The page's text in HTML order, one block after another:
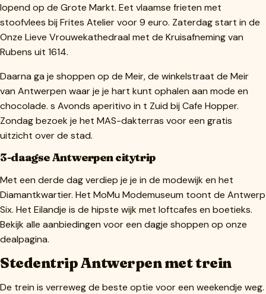
lopend op de Grote Markt. Eet vlaamse frieten met
stoofvlees bij Frites Atelier voor 9 euro. Zaterdag start in de
Onze Lieve Vrouwekathedraal met de Kruisafneming van
Rubens uit 1614.
Daarna ga je shoppen op de Meir, de winkelstraat de Meir
van Antwerpen waar je je hart kunt ophalen aan mode en
chocolade. s Avonds aperitivo in t Zuid bij Cafe Hopper.
Zondag bezoek je het MAS-dakterras voor een gratis
uitzicht over de stad.
3-daagse Antwerpen citytrip
Met een derde dag verdiep je je in de modewijk en het
Diamantkwartier. Het MoMu Modemuseum toont de Antwerp
Six. Het Eilandje is de hipste wijk met loftcafes en boetieks.
Bekijk alle aanbiedingen voor een dagje shoppen op onze
dealpagina.
Stedentrip Antwerpen met trein
De trein is verreweg de beste optie voor een weekendje weg.